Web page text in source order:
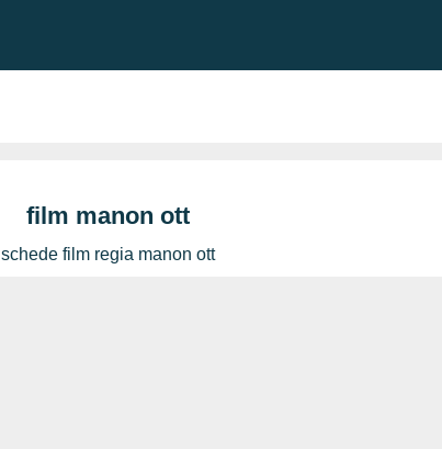
film manon ott
schede film regia manon ott